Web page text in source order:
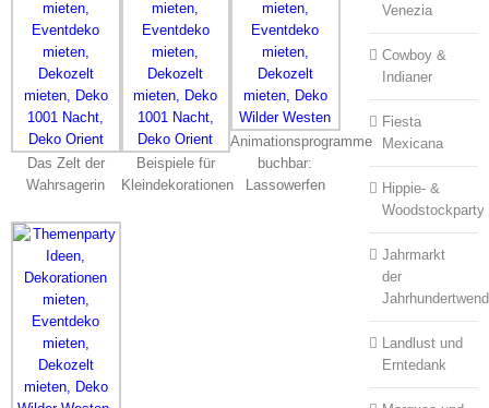
Das Zelt der
Wahrsagerin
Beispiele für
Kleindekorationen
Animationsprogramme
buchbar:
Lassowerfen
Venezia
Cowboy &
Indianer
Fiesta
Mexicana
Hippie- &
Woodstockparty
Jahrmarkt
der
Landlust und
Erntedank